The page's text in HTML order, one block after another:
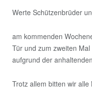
Werte Schützenbrüder
am kommenden
Tür und zum zweiten
aufgrund der
Trotz allem bitten wir